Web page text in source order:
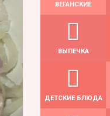
ВЕГАНСКИЕ
ВЫПЕЧКА
ДЕТСКИЕ БЛЮДА